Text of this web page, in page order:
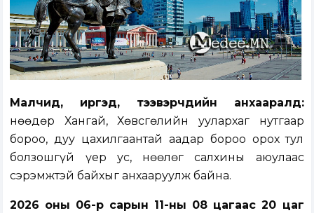
Малчид, иргэд, тээвэрчдийн анхааралд:
Өнөөдөр Хангай, Хөвсгөлийн уулархаг нутгаар
бороо, дуу цахилгаантай аадар бороо орох тул
болзошгүй үер ус, нөөлөг салхины аюулаас
сэрэмжтэй байхыг анхааруулж байна.
2026 оны 06-р сарын 11-ны 08 цагаас 20 цаг